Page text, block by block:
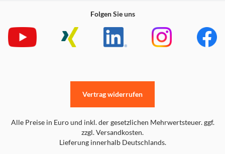
Folgen Sie uns
Alle Preise in Euro und inkl. der gesetzlichen Mehrwertsteuer. ggf.
zzgl. Versandkosten.
Lieferung innerhalb Deutschlands.
Vertrag widerrufen